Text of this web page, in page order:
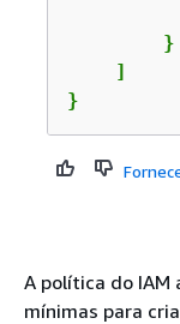
        }
    ]
}
A política do IAM
mínimas para